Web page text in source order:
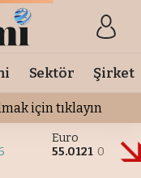
Sektör Şirket
için tıklayın
Euro
55.0121 0